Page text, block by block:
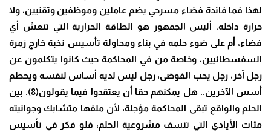
لهذا فما فائدة فضاء مسرحي يضم عاملين وموظفين وتقنيين، ولا
حرارة داخله. أليس الجمهور هو الطاقة الحرارية التي تنعش أي
فضاء، أم على ضوء حلمه في بناء ومحاولة تأسيس نخبة خارج زمرة
السفسطائيين، وخاصة من في المحاكمة حيث كانوا يتكلمون عن
رجل آخر، رجل يحب الفوضى، رجل ليس لديه أساس لنفسه ويحطم
أسس الآخرين.. هل يمكنهم حقا أن يعتقدوا فيما يقولون(8). بين
الحلم والواقع تبقى المحاكمة مؤجلة، لأن ملفها متشابك وجوانيته
مئات الأيادي التي تنسف مشروعية الحلم، فلو فكر في تأسيس